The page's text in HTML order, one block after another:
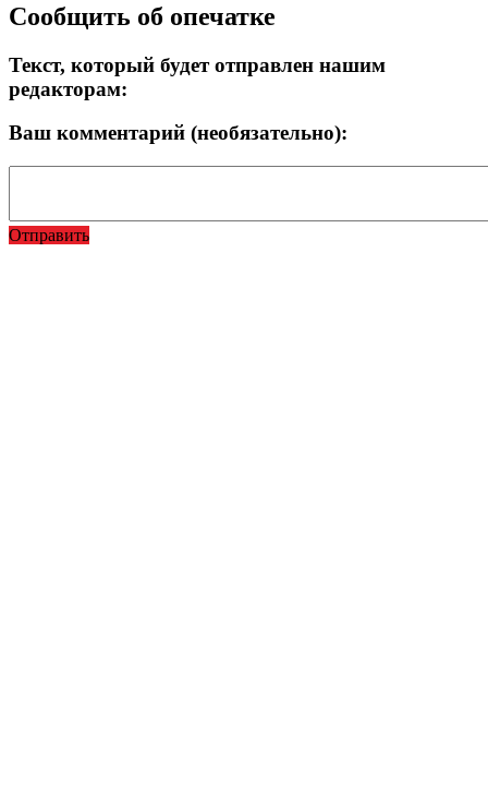
Сообщить об опечатке
Текст, который будет отправлен нашим
редакторам:
Ваш комментарий (необязательно):
Отправить